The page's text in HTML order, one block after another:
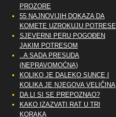
PROZORE
55 NAJNOVIJIH DOKAZA DA
KOMETE UZROKUJU POTRESE
SJEVERNI PERU POGOĐEN
JAKIM POTRESOM
..A SADA PRESUDA
(NEPRAVOMOĆNA)
KOLIKO JE DALEKO SUNCE I
KOLIKA JE NJEGOVA VELIČINA
DA LI SI SE PREPOZNAO?
KAKO IZAZVATI RAT U TRI
KORAKA